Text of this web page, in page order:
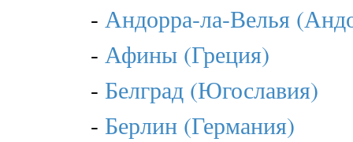
- Андорра-ла-Велья
- Афины (Греция)
- Белград (Югославия)
- Берлин (Германия)